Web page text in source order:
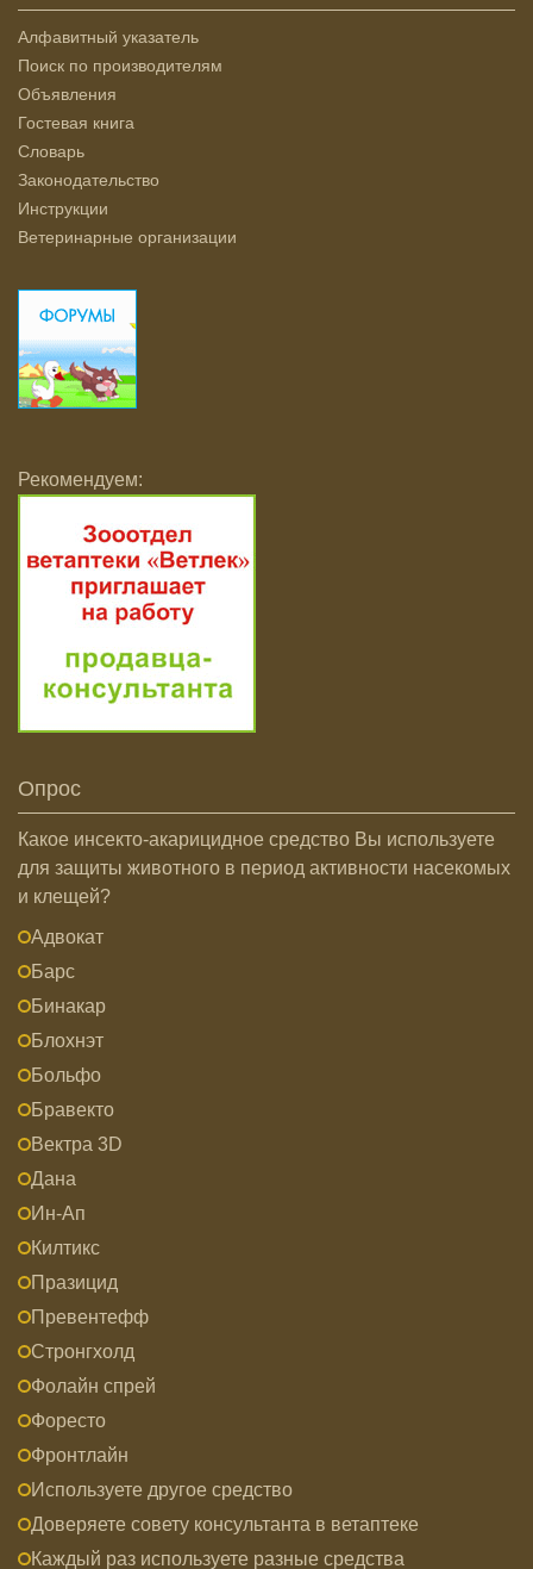
Алфавитный указатель
Поиск по производителям
Объявления
Гостевая книга
Словарь
Законодательство
Инструкции
Ветеринарные организации
Рекомендуем:
Опрос
Какое инсекто-акарицидное средство Вы используете
для защиты животного в период активности насекомых
и клещей?
Адвокат
Барс
Бинакар
Блохнэт
Больфо
Бравекто
Вектра 3D
Дана
Ин-Ап
Килтикс
Празицид
Превентефф
Стронгхолд
Фолайн спрей
Форесто
Фронтлайн
Используете другое средство
Доверяете совету консультанта в ветаптеке
Каждый раз используете разные средства